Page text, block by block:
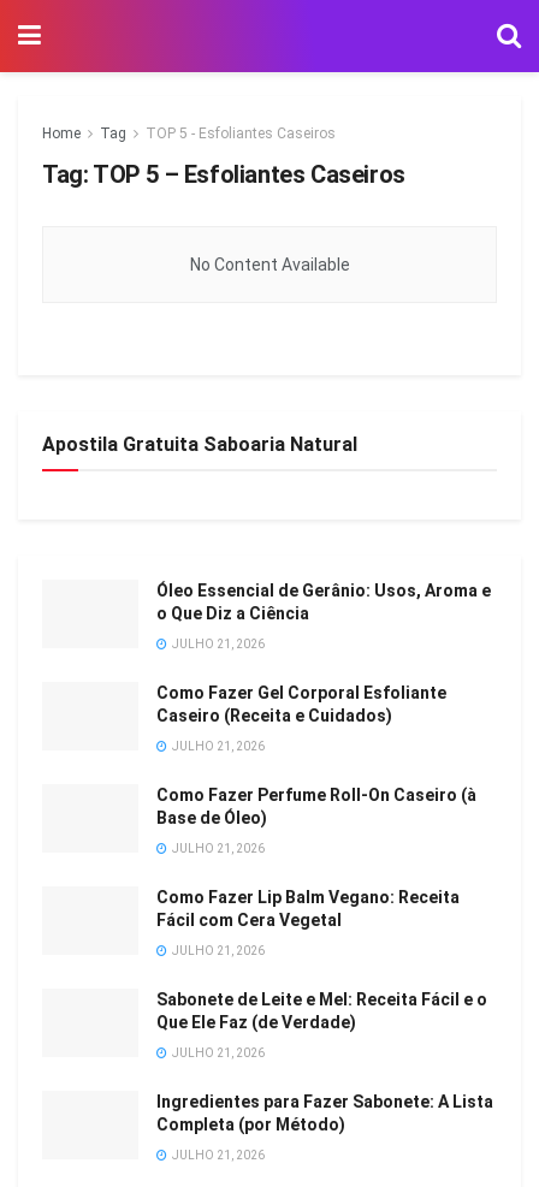
Home Tag TOP 5 - Esfoliantes Caseiros
Tag: TOP 5 – Esfoliantes Caseiros
No Content Available
Apostila Gratuita Saboaria Natural
Óleo Essencial de Gerânio: Usos, Aroma e
o Que Diz a Ciência
JULHO 21, 2026
Como Fazer Gel Corporal Esfoliante
Caseiro (Receita e Cuidados)
JULHO 21, 2026
Como Fazer Perfume Roll-On Caseiro (à
Base de Óleo)
JULHO 21, 2026
Como Fazer Lip Balm Vegano: Receita
Fácil com Cera Vegetal
JULHO 21, 2026
Sabonete de Leite e Mel: Receita Fácil e o
Que Ele Faz (de Verdade)
JULHO 21, 2026
Ingredientes para Fazer Sabonete: A Lista
Completa (por Método)
JULHO 21, 2026